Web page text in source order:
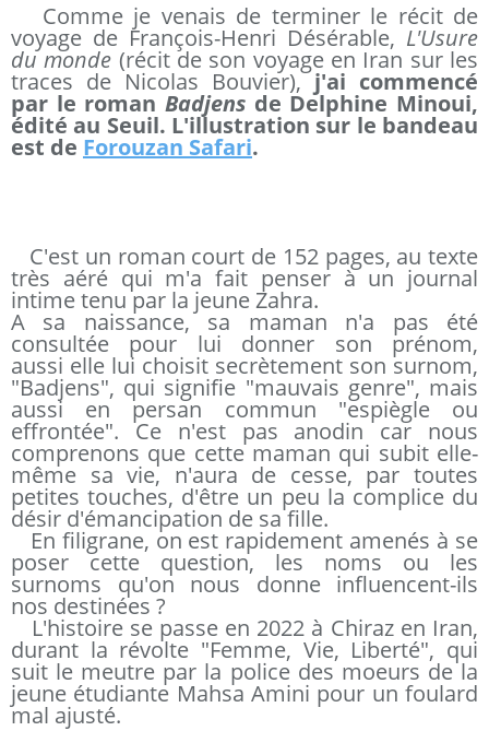
Comme je venais de terminer le récit de
voyage de François-Henri Désérable, L'Usure
du monde (récit de son voyage en Iran sur les
traces de Nicolas Bouvier),j'ai commencé
par le roman Badjens de Delphine Minoui,
édité au Seuil. L'illustration sur le bandeau
est de Forouzan Safari.
C'est un roman court de 152 pages, au texte
très aéré qui m'a fait penser à un journal
intime tenu par la jeune Zahra.
A sa naissance, sa maman n'a pas été
consultée pour lui donner son prénom,
aussi elle lui choisit secrètement son surnom,
"Badjens", qui signifie "mauvais genre", mais
aussi en persan commun "espiègle ou
effrontée". Ce n'est pas anodin car nous
comprenons que cette maman qui subit elle-
même sa vie, n'aura de cesse, par toutes
petites touches, d'être un peu la complice du
désir d'émancipation de sa fille.
En filigrane, on est rapidement amenés à se
poser cette question, les noms ou les
surnoms qu'on nous donne influencent-ils
nos destinées ?
L'histoire se passe en 2022 à Chiraz en Iran,
durant la révolte "Femme, Vie, Liberté", qui
suit le meutre par la police des moeurs de la
jeune étudiante Mahsa Amini pour un foulard
mal ajusté.